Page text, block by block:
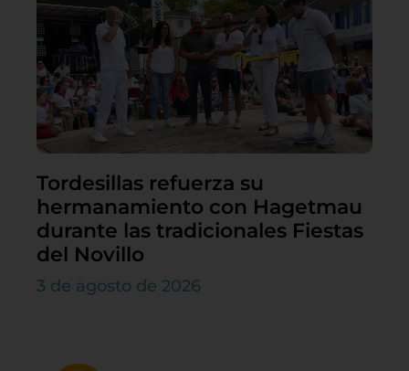
Tordesillas refuerza su
hermanamiento con Hagetmau
durante las tradicionales Fiestas
del Novillo
3 de agosto de 2026